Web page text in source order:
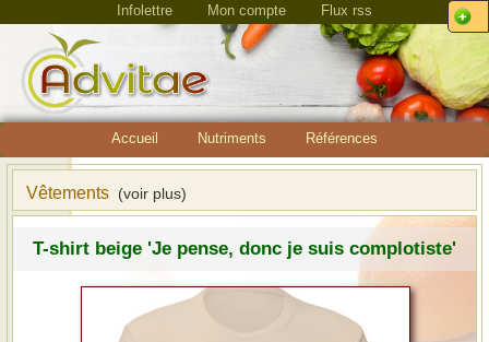
Infolettre Mon compte Flux rss
Accueil Nutriments Références
Vêtements (voir plus)
T-shirt beige 'Je pense, donc je suis complotiste'